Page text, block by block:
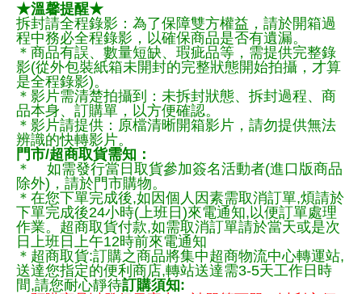
★溫馨提醒★
拆封請全程錄影：為了保障雙方權益，請於開箱過
程中務必全程錄影，以確保商品是否有遺漏。
＊商品有誤、數量短缺、瑕疵品等，需提供完整錄
影(從外包裝紙箱未開封的完整狀態開始拍攝，才算
是全程錄影)。
＊影片需清楚拍攝到：未拆封狀態、拆封過程、商
品本身、訂購單，以方便確認。
＊影片請提供：原檔清晰開箱影片，請勿提供無法
辨識的快轉影片。
門市/超商取貨需知：
＊ 如需發行當日取貨參加簽名活動者(進口版商品
除外)，請於門市購物。
＊在您下單完成後,如因個人因素需取消訂單,煩請於
下單完成後24小時(上班日)來電通知,以便訂單處理
作業。超商取貨付款,如需取消訂單請於當天或是次
日上班日上午12時前來電通知
＊超商取貨:訂購之商品將集中超商物流中心轉運站,
送達您指定的便利商店,轉站送達需3-5天工作日時
間,請您耐心靜待訂購須知: